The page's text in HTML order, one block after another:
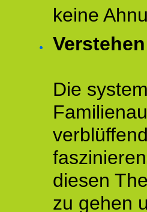
keine
Die
diesen
zu gehen